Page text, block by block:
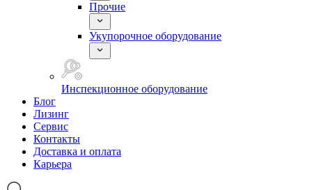
Прочие
Укупорочное оборудование
Инспекционное оборудование
Блог
Лизинг
Сервис
Контакты
Доставка и оплата
Карьера